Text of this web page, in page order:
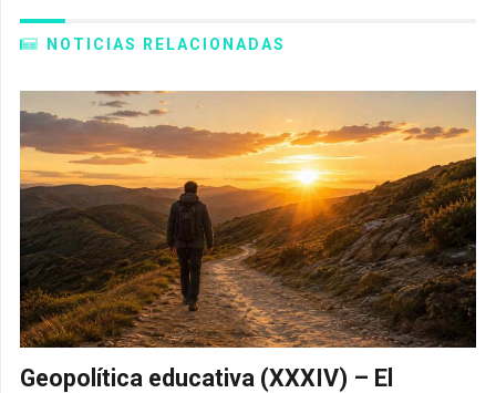
NOTICIAS RELACIONADAS
Geopolítica educativa (XXXIV) – El